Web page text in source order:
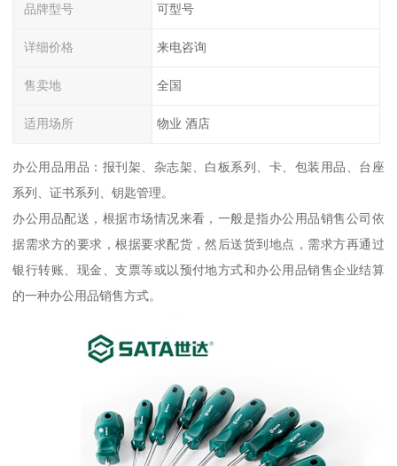
品牌型号 可型号
详细价格 来电咨询
售卖地 全国
适用场所 物业 酒店
办公用品用品：报刊架、杂志架、白板系列、卡、包装用品、台座
系列、证书系列、钥匙管理。
办公用品配送，根据市场情况来看，一般是指办公用品销售公司依
据需求方的要求，根据要求配货，然后送货到地点，需求方再通过
银行转账、现金、支票等或以预付地方式和办公用品销售企业结算
的一种办公用品销售方式。